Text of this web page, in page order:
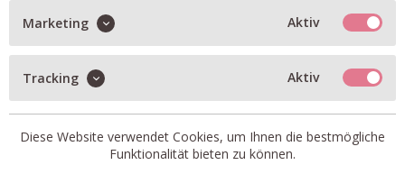
Bluse in grau aus Baumwoll-Flanell
aufgesetzte Taschen in Brusthöhe
seitliche Schlitze, hinten länger geschnitten
Artikel-Nr.:
222562-GRETA-48.1
Passform:
fällt gut aus, ggf. eine Nummer kleiner bestellen
100% Baumwolle
Marketing Aktiv
Tracking Aktiv
Diese Website verwendet Cookies, um Ihnen die bestmögliche
Funktionalität bieten zu können.